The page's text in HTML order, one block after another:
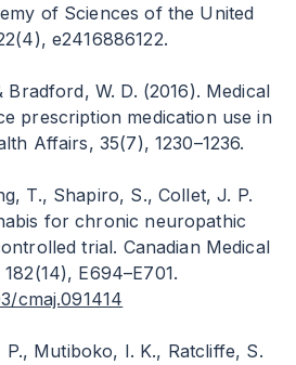
of Sciences of the United
e2416886122.
W. D. (2016). Medical
prescription medication use in
Affairs, 35(7), 1230–1236.
T., Shapiro, S., Collet, J. P.
for chronic neuropathic
trial. Canadian Medical
E694–E701.
cmaj.091414
P., Mutiboko, I. K., Ratcliffe, S.